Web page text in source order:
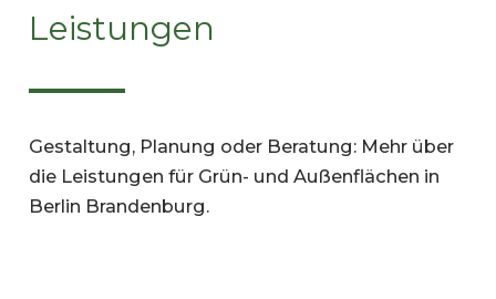
Leistungen
Gestaltung, Planung oder Beratung: Mehr über
die Leistungen für Grün- und Außenflächen in
Berlin Brandenburg.